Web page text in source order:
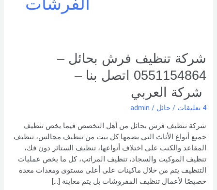
شركة تنظيف فرش بحائل –
0551154864 اتصل بنا –
شركة العربي
4 تعليقات / حائل /
admin
شركة تنظيف فرش بحائل من أهل التخصص فيما يخص تنظيف
جميع أنواع الأثاث التي يضمها كل بيت من تنظيف مجالس، تنظيف
المقاعد والكنب على اختلاف أنواعها، تنظيف الستائر دون فك،
تنظيف الموكيت والسجاد، تنظيف المراتب، كل ما يخص عمليات
التنظيف يتم من خلال ماكينات على أعلى مستوى ومعدات معدة
خصيصًا لأعمال تنظيف المفروشات بل يتم معاينة […]
شركة
تنظيف
فرش
بحائل
0551154864
اتصل
بنا –
شركة العربي